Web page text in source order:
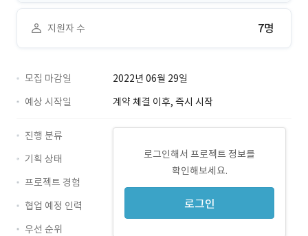
지원자 수 7명
모집 마감일
2022년 06월 29일
예상 시작일
계약 체결 이후, 즉시 시작
로그인해서 프로젝트 정보를
확인해보세요.
로그인
진행 분류
기획 상태
프로젝트 경험
협업 예정 인력
우선 순위